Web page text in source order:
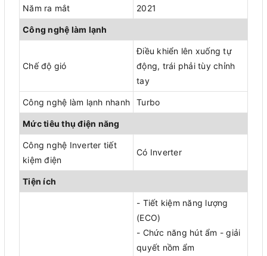
Năm ra mắt 2021
Công nghệ làm lạnh
Chế độ gió
Điều khiển lên xuống tự
động, trái phải tùy chỉnh
tay
Công nghệ làm lạnh nhanh Turbo
Mức tiêu thụ điện năng
Công nghệ Inverter tiết
kiệm điện
Có Inverter
Tiện ích
- Tiết kiệm năng lượng
(ECO)
- Chức năng hút ẩm - giải
quyết nồm ẩm